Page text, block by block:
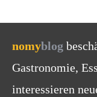
nomyblog
Gastronomie,
interessieren